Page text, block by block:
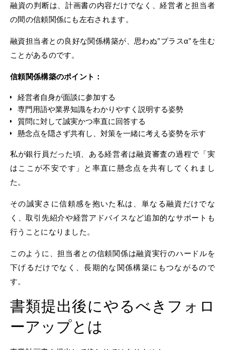
融資の判断は、計画書の内容だけでなく、経営者と担当者
の間の信頼関係にも左右されます。
融資担当者との良好な関係構築が、思わぬ”プラスα”を生む
ことがあるのです。
信頼関係構築のポイント：
経営者自身が面談に参加する
専門用語や業界知識をわかりやすく説明する姿勢
質問に対して誠実かつ率直に回答する
懸念点を隠さず共有し、対策を一緒に考える姿勢を示す
私が銀行員だった頃、ある経営者は融資審査の過程で「実
はここが不安です」と率直に懸念点を共有してくれまし
た。
その誠実さに信頼感を抱いた私は、単なる融資だけでな
く、取引先紹介や経営アドバイスなど追加的なサポートも
行うことになりました。
このように、担当者との信頼関係は融資実行のハードルを
下げるだけでなく、長期的な関係構築にもつながるので
す。
書類提出後にやるべきフォロ
ーアップとは